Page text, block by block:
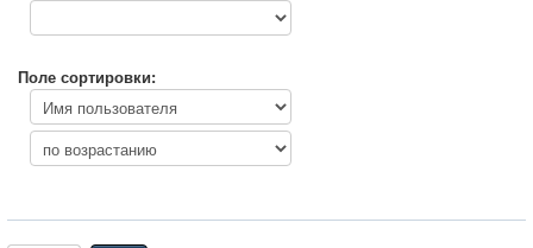
Поле сортировки: